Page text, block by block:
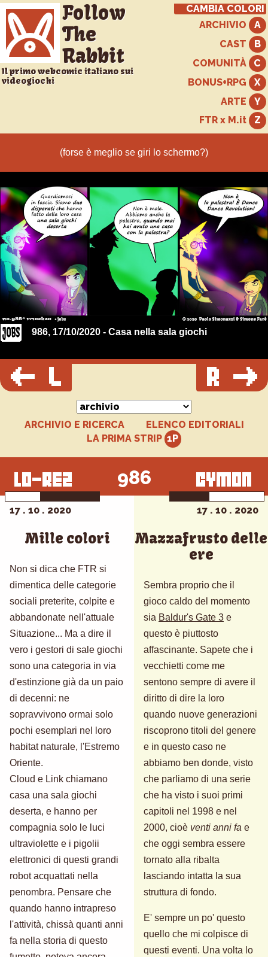
Follow
The
Rabbit
Il primo webcomic italiano sui
videogiochi
CAMBIA COLORI
ARCHIVIO
CAST
COMUNITÀ
BONUS+RPG
ARTE
FTR x M.it
986, 17/10/2020 - Casa nella sala giochi
ARCHIVIO E RICERCA
ELENCO EDITORIALI
LA PRIMA STRIP
986
17 . 10 . 2020
Mille colori
Non si dica che FTR si
dimentica delle categorie
sociali preterite, colpite e
abbandonate nell'attuale
Situazione... Ma a dire il
vero i gestori di sale giochi
sono una categoria in via
d'estinzione già da un paio
di decenni: ne
sopravvivono ormai solo
pochi esemplari nel loro
habitat naturale, l'Estremo
Oriente.
Cloud e Link chiamano
casa una sala giochi
deserta, e hanno per
compagnia solo le luci
ultraviolette e i pigolii
elettronici di questi grandi
robot acquattati nella
penombra. Pensare che
quando hanno intrapreso
l'attività, chissà quanti anni
fa nella storia di questo
17 . 10 . 2020
Mazzafrusto delle
ere
Sembra proprio che il
gioco caldo del momento
sia Baldur's Gate 3 e
questo è piuttosto
affascinante. Sapete che i
vecchietti come me
sentono sempre di avere il
diritto di dire la loro
quando nuove generazioni
riscoprono titoli del genere
e in questo caso ne
abbiamo ben donde, visto
che parliamo di una serie
che ha visto i suoi primi
capitoli nel 1998 e nel
2000, cioè venti anni fa e
che oggi sembra essere
tornato alla ribalta
lasciando intatta la sua
struttura di fondo.
E' sempre un po' questo
quello che mi colpisce di
questi eventi. Una volta lo